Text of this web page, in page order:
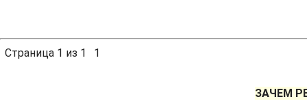
Страница 1 из 1 1
ЗАЧЕМ